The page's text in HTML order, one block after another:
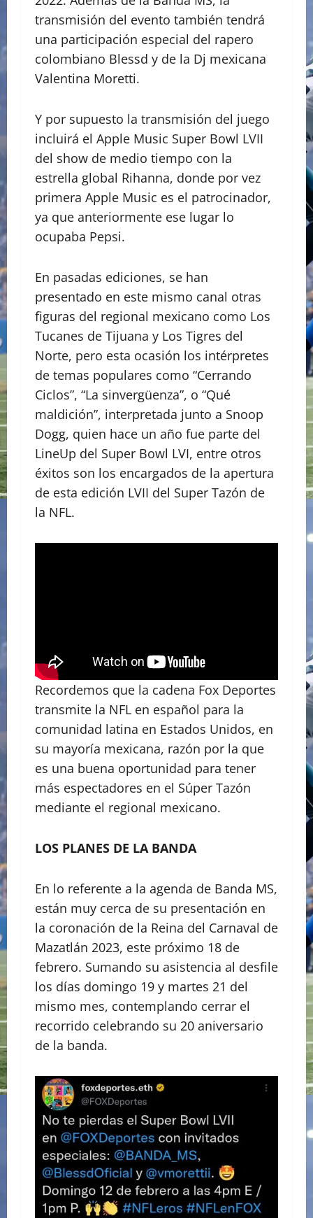
transmisión del evento también tendrá
una participación especial del rapero
colombiano Blessd y de la Dj mexicana
Valentina Moretti.
Y por supuesto la transmisión del juego
incluirá el Apple Music Super Bowl LVII
del show de medio tiempo con la
estrella global Rihanna, donde por vez
primera Apple Music es el patrocinador,
ya que anteriormente ese lugar lo
ocupaba Pepsi.
En pasadas ediciones, se han
presentado en este mismo canal otras
figuras del regional mexicano como Los
Tucanes de Tijuana y Los Tigres del
Norte, pero esta ocasión los intérpretes
de temas populares como “Cerrando
Ciclos”, “La sinvergüenza”, o “Qué
maldición”, interpretada junto a Snoop
Dogg, quien hace un año fue parte del
LineUp del Super Bowl LVI, entre otros
éxitos son los encargados de la apertura
de esta edición LVII del Super Tazón de
la NFL.
Recordemos que la cadena Fox Deportes
transmite la NFL en español para la
comunidad latina en Estados Unidos, en
su mayoría mexicana, razón por la que
es una buena oportunidad para tener
más espectadores en el Súper Tazón
mediante el regional mexicano.
LOS PLANES DE LA BANDA
En lo referente a la agenda de Banda MS,
están muy cerca de su presentación en
la coronación de la Reina del Carnaval de
Mazatlán 2023, este próximo 18 de
febrero. Sumando su asistencia al desfile
los días domingo 19 y martes 21 del
mismo mes, contemplando cerrar el
recorrido celebrando su 20 aniversario
de la banda.